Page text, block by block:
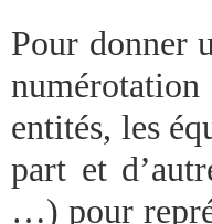
Pour donner
entités, les
part et
…) pour